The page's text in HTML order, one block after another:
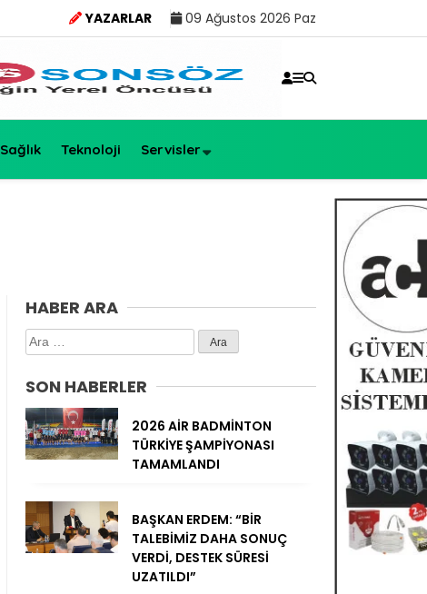
YAZARLAR 09 Ağustos 2026 Paz
Sağlık Teknoloji Servisler
HABER ARA
Arama:
SON HABERLER
2026 AİR BADMİNTON
TÜRKİYE ŞAMPİYONASI
TAMAMLANDI
BAŞKAN ERDEM: “BİR
TALEBİMİZ DAHA SONUÇ
VERDİ, DESTEK SÜRESİ
UZATILDI”